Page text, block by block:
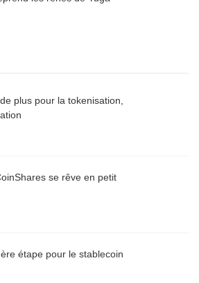
plus pour la tokenisation,
se rêve en petit
étape pour le stablecoin